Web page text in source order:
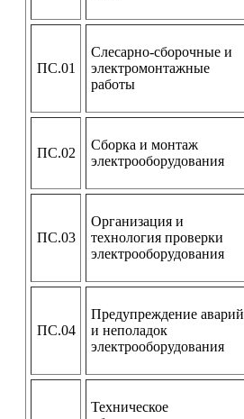
ПС.01
Слесарно-сборочные и
электромонтажные
работы
ПС.02
Сборка и монтаж
электрооборудования
ПС.03
Организация и
технология проверки
электрооборудования
ПС.04
Предупреждение аварий
и неполадок
электрооборудования
Техническое